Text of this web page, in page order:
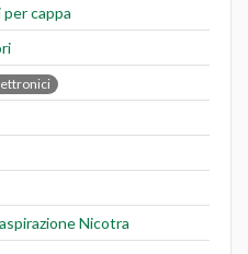
cappa
Nicotra